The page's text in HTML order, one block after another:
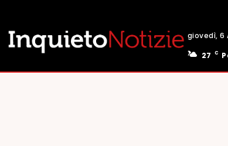
giovedì, 6
27
C